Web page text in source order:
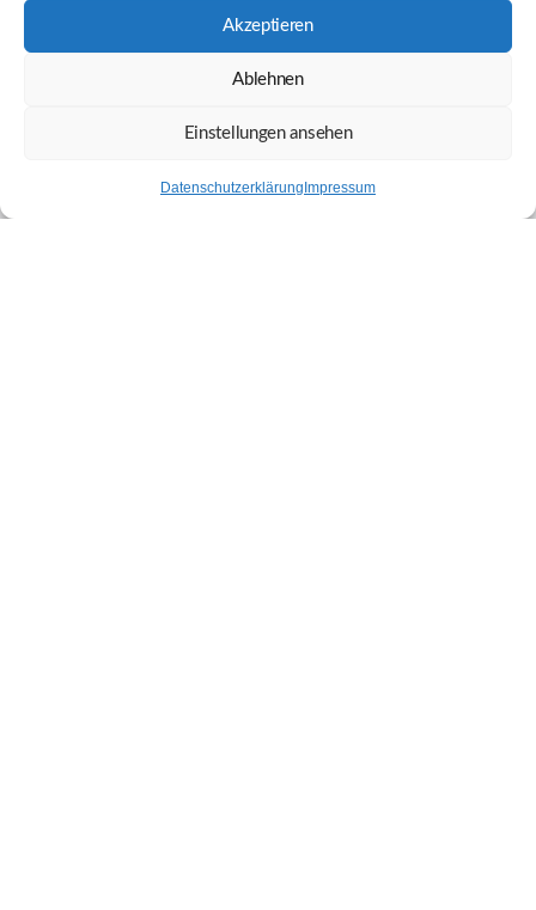
Akzeptieren
Ablehnen
Einstellungen ansehen
Datenschutzerklärung Impressum